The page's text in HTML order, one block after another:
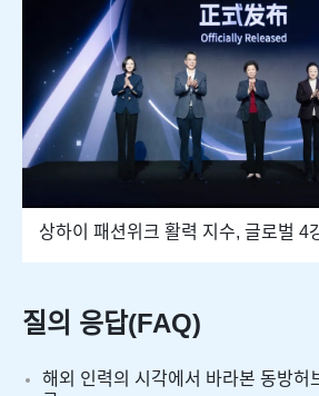
상하이 패션위크 활력 지수, 글로벌 4
질의 응답(FAQ)
해외 인력의 시각에서 바라본 동방허